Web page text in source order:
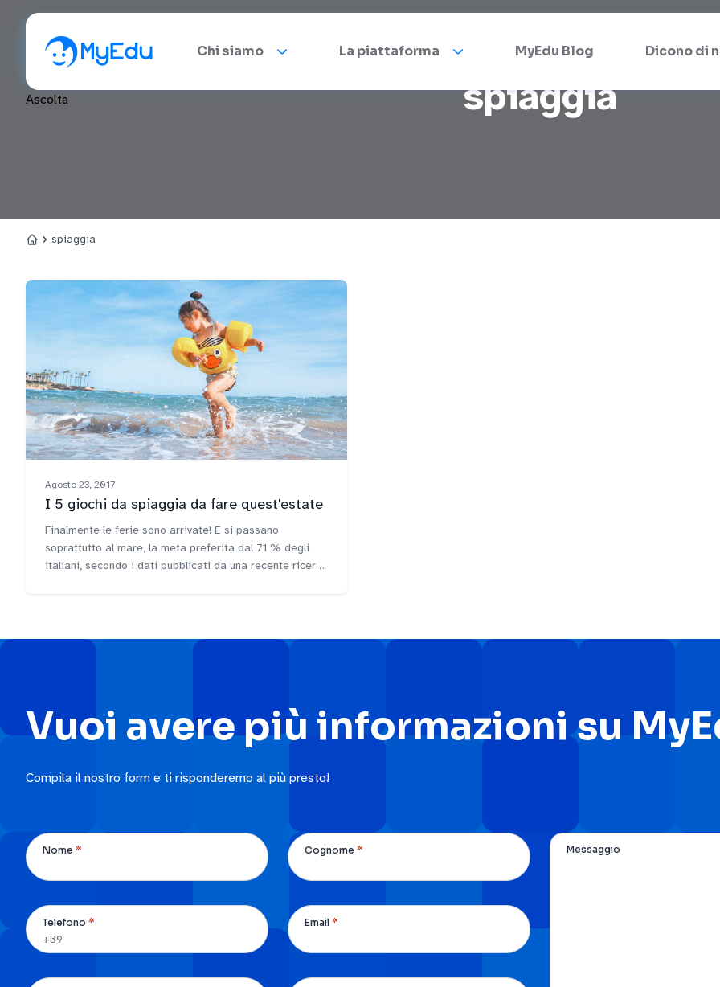
Chi siamo La piattaforma MyEdu Blog Dicono di
Ascolta spiaggia
Homespiaggia
Agosto 23, 2017
I 5 giochi da spiaggia da fare quest'estate
Finalmente le ferie sono arrivate! E si passano
soprattutto al mare, la meta preferita dal 71 % degli
italiani, secondo i dati pubblicati da una recente ricerca
Vuoi avere più informazioni su
Compila il nostro form e ti risponderemo al più presto!
Nome * Cognome *
Telefono * Email *
Messaggio